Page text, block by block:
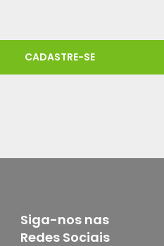
CADASTRE-SE
Siga-nos nas
Redes Sociais